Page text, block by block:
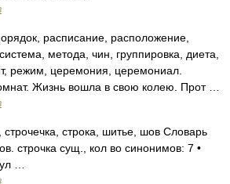
расписание, расположение,
метода, чин, группировка, диета,
режим, церемония, церемониал.
Жизнь вошла в свою колею. Прот …
строка, шитье, шов Словарь
строчка сущ., кол во синонимов: 7 •
…